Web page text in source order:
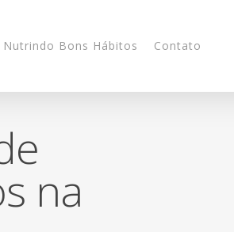
Bons Hábitos Contato
na